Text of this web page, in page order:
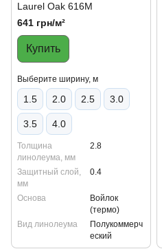
Laurel Oak 616M
641 грн/м²
Купить
Выберите ширину, м
1.5 2.0 2.5 3.0
3.5 4.0
Толщина
линолеума, мм
2.8
Защитный слой,
мм
0.4
Основа
Войлок
(термо)
Вид линолеума
Полукоммерч
еский